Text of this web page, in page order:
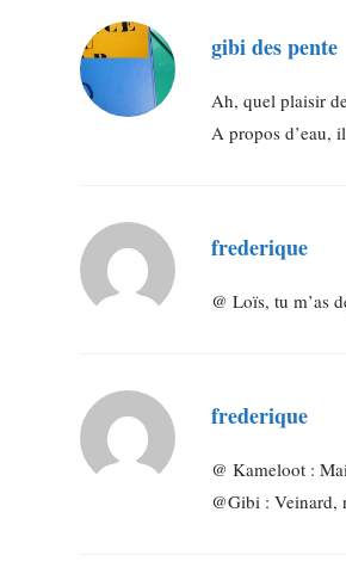
gibi des pente
Ah, quel plaisir
A propos d’eau,
frederique
@ Loïs, tu m’as
frederique
@ Kameloot :
@Gibi : Veinard,